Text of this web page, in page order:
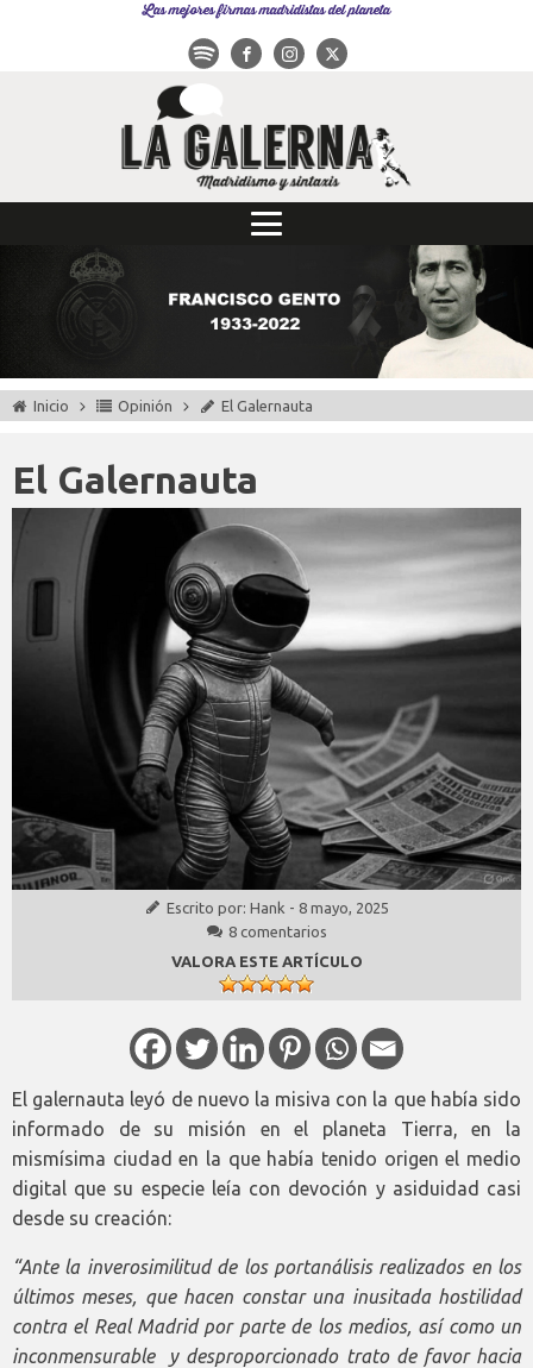
Las mejores firmas madridistas del planeta
Inicio Opinión El Galernauta
El Galernauta
Escrito por: Hank - 8 mayo, 2025
8 comentarios
VALORA ESTE ARTÍCULO
El galernauta leyó de nuevo la misiva con la que había sido
informado de su misión en el planeta Tierra, en la
mismísima ciudad en la que había tenido origen el medio
digital que su especie leía con devoción y asiduidad casi
desde su creación:
“Ante la inverosimilitud de los portanálisis realizados en los
últimos meses, que hacen constar una inusitada hostilidad
contra el Real Madrid por parte de los medios, así como un
inconmensurable y desproporcionado trato de favor hacia